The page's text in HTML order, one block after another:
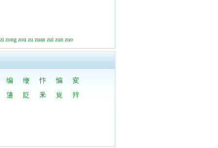
zi zong zou zu zuan zui zun zuo
编 缏 忭 惼
変
籩 貶 釆 覍
辡